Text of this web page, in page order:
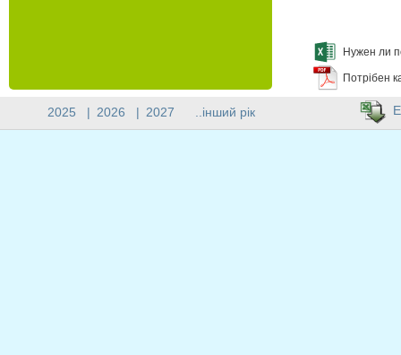
Нужен ли
Потрібен
2025 | 2026 | 2027 ..інший рік